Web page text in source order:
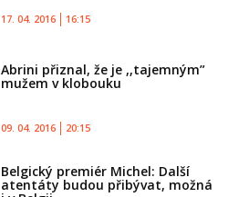
17. 04. 2016 16:15
Abrini přiznal, že je ,,tajemným”
mužem v klobouku
09. 04. 2016 20:15
Belgický premiér Michel: Další
atentáty budou přibývat, možná